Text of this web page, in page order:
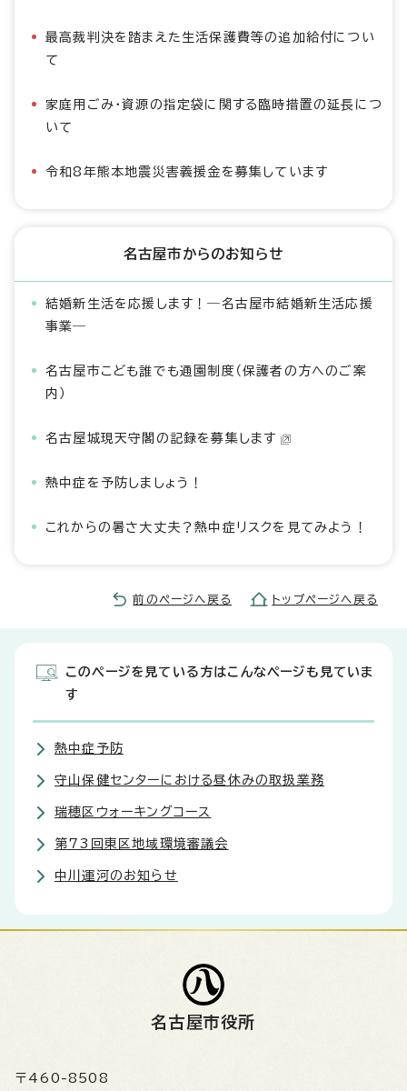
最高裁判決を踏まえた生活保護費等の追加給付につい
て
家庭用ごみ・資源の指定袋に関する臨時措置の延長につ
いて
令和8年熊本地震災害義援金を募集しています
名古屋市からのお知らせ
結婚新生活を応援します！―名古屋市結婚新生活応援
事業―
名古屋市こども誰でも通園制度（保護者の方へのご案
内）
名古屋城現天守閣の記録を募集します
熱中症を予防しましょう！
これからの暑さ大丈夫？熱中症リスクを見てみよう！
前のページへ戻る トップページへ戻る
このページを見ている方はこんなページも見ていま
す
熱中症予防
守山保健センターにおける昼休みの取扱業務
瑞穂区ウォーキングコース
第73回東区地域環境審議会
中川運河のお知らせ
名古屋市役所
〒460-8508